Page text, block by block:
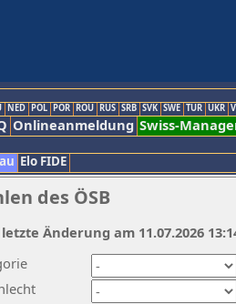
NED POL POR ROU RUS SRB SVK SWE TUR UKR
Onlineanmeldung Swiss-
Elo FIDE
des ÖSB
letzte Änderung am 11.07.2026